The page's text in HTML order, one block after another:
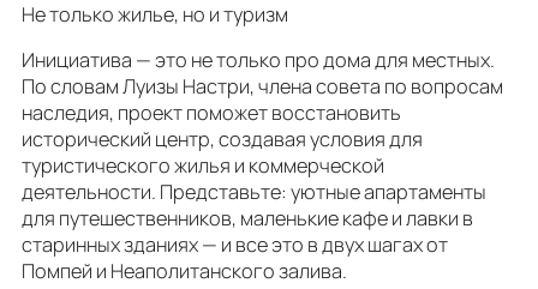
Не только жилье, но и туризм
Инициатива — это не только про дома для местных.
По словам Луизы Настри, члена совета по вопросам
наследия, проект поможет восстановить
исторический центр, создавая условия для
туристического жилья и коммерческой
деятельности. Представьте: уютные апартаменты
для путешественников, маленькие кафе и лавки в
старинных зданиях — и все это в двух шагах от
Помпей и Неаполитанского залива.